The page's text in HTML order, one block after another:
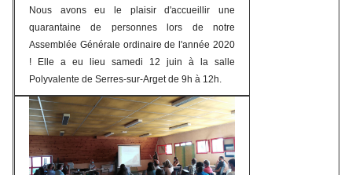
Nous avons eu le plaisir d'accueillir une
quarantaine de personnes lors de notre
Assemblée Générale ordinaire de l'année 2020
! Elle a eu lieu samedi 12 juin à la salle
Polyvalente de Serres-sur-Arget de 9h à 12h.